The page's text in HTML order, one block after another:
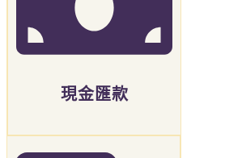
現金匯款